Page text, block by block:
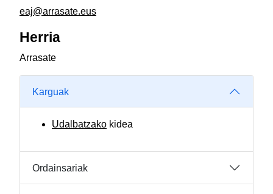
eaj@arrasate.eus
Herria
Arrasate
Karguak
Udalbatzako kidea
Ordainsariak